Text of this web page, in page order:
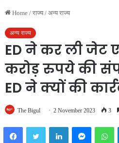
Home / राज्य / अन्य राज्य
अन्य राज्य
ED ने कर ली जेट
करोड़ रुपये की
ED ने क्यों की
The Bigul 2 November 2023 3
FacebookTwitter LinkedInMessenger